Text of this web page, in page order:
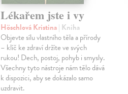
Lékařem jste i vy
Höschlová Kristina| Kniha
Objevte sílu vlastního těla a přírody
– klíč ke zdraví držíte ve svých
rukou! Dech, postoj, pohyb i smysly.
Všechny tyto nástroje nám tělo dává
k dispozici, aby se dokázalo samo
uzdravit.